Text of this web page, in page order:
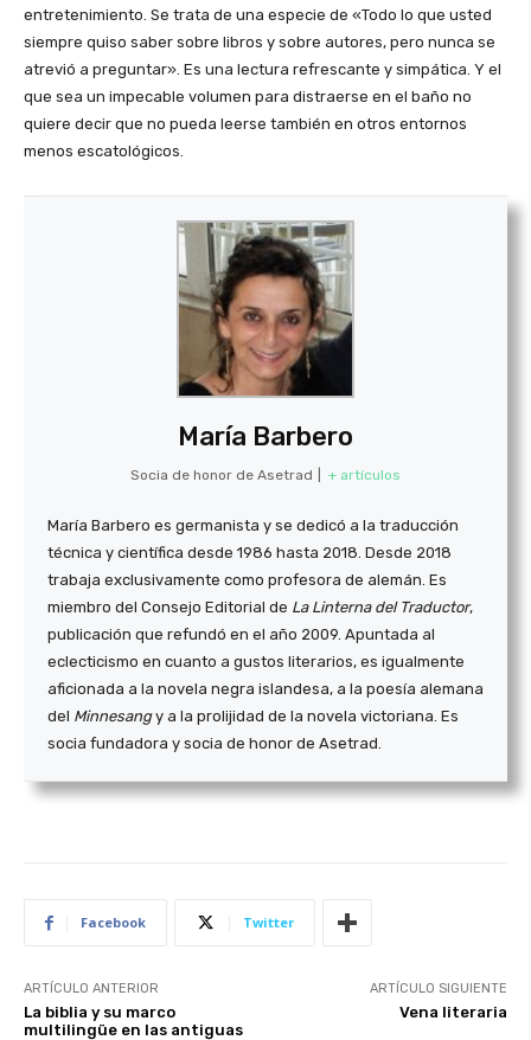
entretenimiento. Se trata de una especie de «Todo lo que usted
siempre quiso saber sobre libros y sobre autores, pero nunca se
atrevió a preguntar». Es una lectura refrescante y simpática. Y el
que sea un impecable volumen para distraerse en el baño no
quiere decir que no pueda leerse también en otros entornos
menos escatológicos.
María Barbero
Socia de honor de Asetrad + artículos
María Barbero es germanista y se dedicó a la traducción
técnica y científica desde 1986 hasta 2018. Desde 2018
trabaja exclusivamente como profesora de alemán. Es
miembro del Consejo Editorial de La Linterna del Traductor,
publicación que refundó en el año 2009. Apuntada al
eclecticismo en cuanto a gustos literarios, es igualmente
aficionada a la novela negra islandesa, a la poesía alemana
del Minnesangy a la prolijidad de la novela victoriana. Es
socia fundadora y socia de honor de Asetrad.
Facebook Twitter
ARTÍCULO ANTERIOR
La biblia y su marco
multilingüe en las antiguas
ARTÍCULO SIGUIENTE
Vena literaria